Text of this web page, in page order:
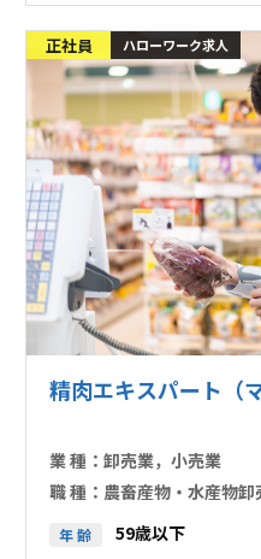
正社員 ハローワーク求人
精肉エキスパート（
業 種： 卸売業，小売業
職 種： 農畜産物・水産物卸
年 齢 59歳以下